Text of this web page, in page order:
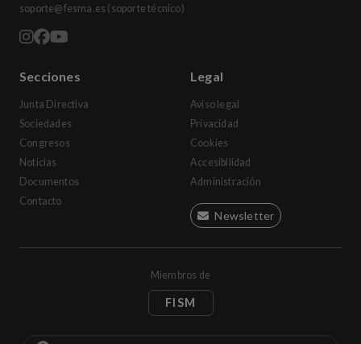
soporte@fesma.es (soporte técnico)
Secciones
Junta Directiva
Sociedades
Congresos
Noticias
Documentos
Contacto
Legal
Aviso legal
Privacidad
Cookies
Accesibilidad
Administración
Newsletter
Miembros de
FISM